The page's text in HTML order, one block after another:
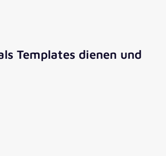
Templates dienen und